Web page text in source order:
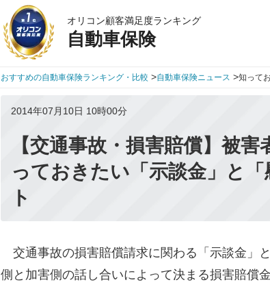
オリコン顧客満足度ランキング
自動車保険
おすすめの自動車保険ランキング・比較 >自動車保険ニュース >知って
2014年07月10日 10時00分
【交通事故・損害賠償】被
っておきたい「示談金」と
ト
交通事故の損害賠償請求に関わる「示談金」
側と加害側の話し合いによって決まる損害賠償